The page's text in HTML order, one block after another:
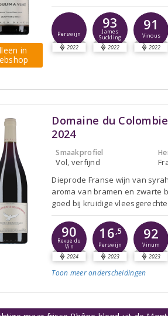
in
Perswijn
2022
93
James
Suckling
2022
91
Vinous
2022
Domaine du
2024
Smaakprofiel
Vol, verfijnd
Dieprode Franse wijn van
aroma van bramen en zwarte
goed bij kruidige
90
Revue du
Vin
2024
16,5
Perswijn
2023
92
Vinum
2023
Toon meeronderscheidingen